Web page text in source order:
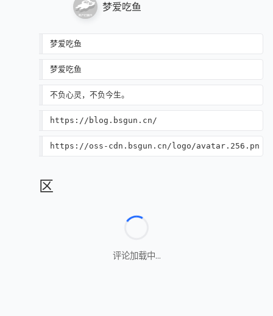
梦爱吃鱼
梦爱吃鱼
梦爱吃鱼
不负心灵，不负今生。
https://blog.bsgun.cn/
https://oss-cdn.bsgun.cn/logo/avatar.256.png
评论区
评论加载中...